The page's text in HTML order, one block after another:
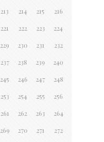
213 214 215 216
221 222 223 224
229 230 231 232
237 238 239 240
245 246 247 248
253 254 255 256
261 262 263 264
269 270 271 272